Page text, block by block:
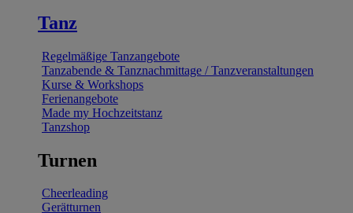
Tanz
Regelmäßige Tanzangebote
Tanzabende & Tanznachmittage / Tanzveranstaltungen
Kurse & Workshops
Ferienangebote
Made my Hochzeitstanz
Tanzshop
Turnen
Cheerleading
Gerätturnen